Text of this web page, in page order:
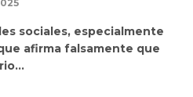
sociales, especialmente
afirma falsamente que